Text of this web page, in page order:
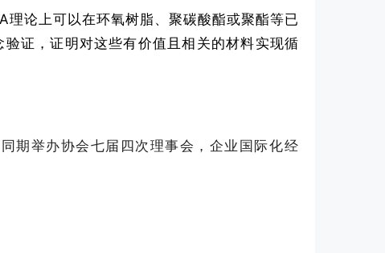
论上可以在环氧树脂、聚碳酸酯或聚酯等已
证，证明对这些有价值且相关的材料实现循
同期举办协会七届四次理事会，企业国际化经